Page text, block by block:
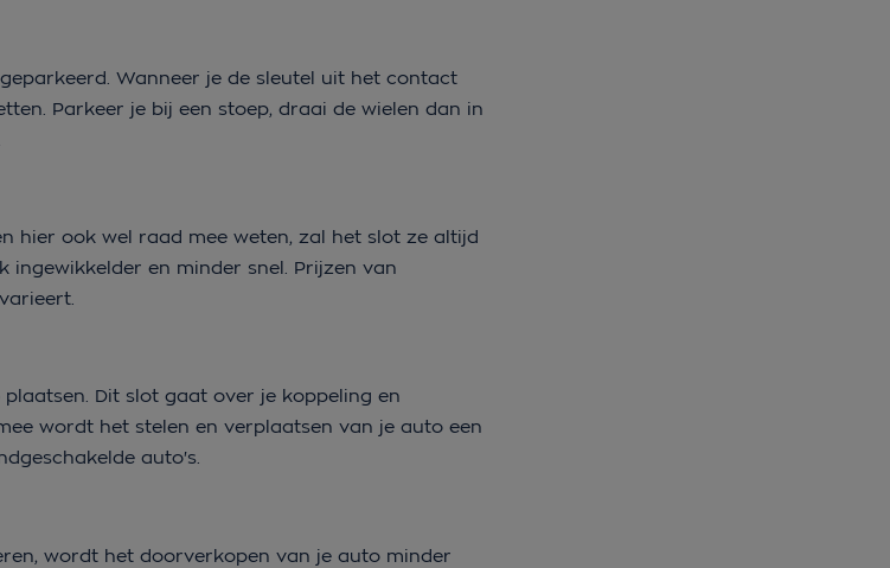
Wanneer je de sleutel uit het contact
Parkeer je bij een stoep, draai de wielen dan in
hier ook wel raad mee weten, zal het slot ze altijd
en minder snel. Prijzen van
Dit slot gaat over je koppeling en
wordt het stelen en verplaatsen van je auto een
auto's.
wordt het doorverkopen van je auto minder